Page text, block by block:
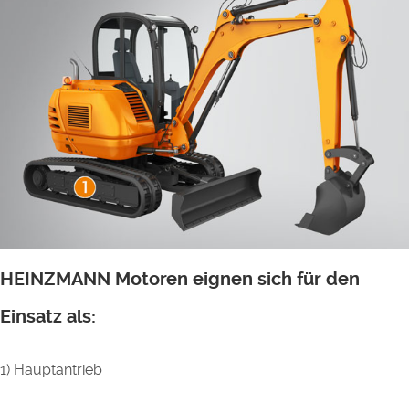
HEINZMANN Motoren eignen sich für den
Einsatz als:
1) Hauptantrieb